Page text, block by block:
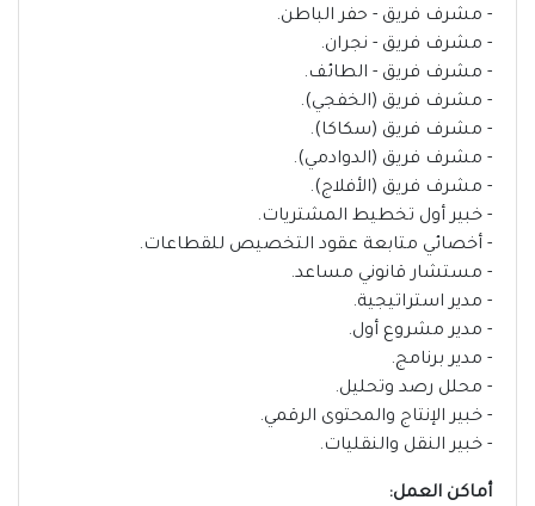
- مشرف فريق - حفر الباطن.
- مشرف فريق - نجران.
- مشرف فريق - الطائف.
- مشرف فريق (الخفجي).
- مشرف فريق (سكاكا).
- مشرف فريق (الدوادمي).
- مشرف فريق (الأفلاج).
- خبير أول تخطيط المشتريات.
- أخصائي متابعة عقود التخصيص للقطاعات.
- مستشار قانوني مساعد.
- مدير استراتيجية.
- مدير مشروع أول.
- مدير برنامج.
- محلل رصد وتحليل.
- خبير الإنتاج والمحتوى الرقمي.
- خبير النقل والنقليات.
أماكن العمل: